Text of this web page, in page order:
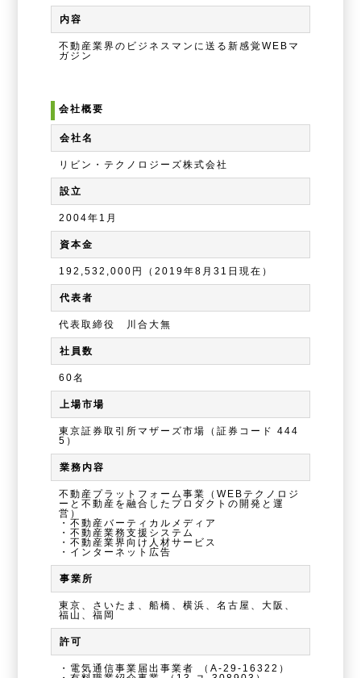
内容
不動産業界のビジネスマンに送る新感覚WEBマ
ガジン
会社概要
会社名
リビン・テクノロジーズ株式会社
設立
2004年1月
資本金
192,532,000円（2019年8月31日現在）
代表者
代表取締役 川合大無
社員数
60名
上場市場
東京証券取引所マザーズ市場（証券コード 444
5）
業務内容
不動産プラットフォーム事業（WEBテクノロジ
ーと不動産を融合したプロダクトの開発と運
営）
・不動産バーティカルメディア
・不動産業務支援システム
・不動産業界向け人材サービス
・インターネット広告
事業所
東京、さいたま、船橋、横浜、名古屋、大阪、
福山、福岡
許可
・電気通信事業届出事業者
（A-29-16322）